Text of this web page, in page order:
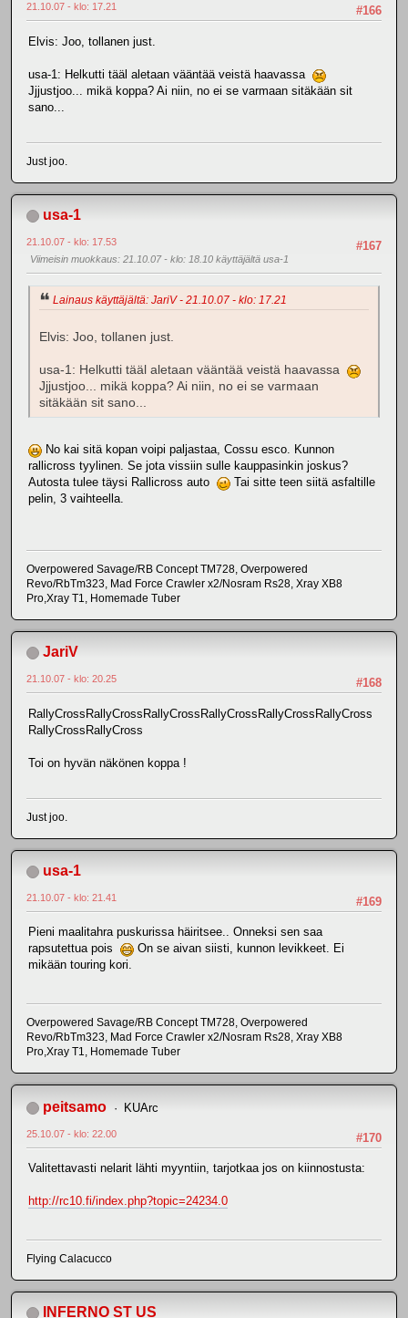
#166
21.10.07 - klo: 17.21
Elvis: Joo, tollanen just.
usa-1: Helkutti tääl aletaan vääntää veistä haavassa
Jjjustjoo... mikä koppa? Ai niin, no ei se varmaan sitäkään sit
sano...
Just joo.
usa-1
#167
21.10.07 - klo: 17.53
Viimeisin muokkaus: 21.10.07 - klo: 18.10 käyttäjältä usa-1
Lainaus käyttäjältä: JariV - 21.10.07 - klo: 17.21
Elvis: Joo, tollanen just.
usa-1: Helkutti tääl aletaan vääntää veistä haavassa
Jjjustjoo... mikä koppa? Ai niin, no ei se varmaan
sitäkään sit sano...
No kai sitä kopan voipi paljastaa, Cossu esco. Kunnon
rallicross tyylinen. Se jota vissiin sulle kauppasinkin joskus?
Autosta tulee täysi Rallicross auto
Tai sitte teen siitä asfaltille
pelin, 3 vaihteella.
Overpowered Savage/RB Concept TM728, Overpowered
Revo/RbTm323, Mad Force Crawler x2/Nosram Rs28, Xray XB8
Pro,Xray T1, Homemade Tuber
JariV
#168
21.10.07 - klo: 20.25
RallyCrossRallyCrossRallyCrossRallyCrossRallyCrossRallyCross
RallyCrossRallyCross
Toi on hyvän näkönen koppa !
Just joo.
usa-1
#169
21.10.07 - klo: 21.41
Pieni maalitahra puskurissa häiritsee.. Onneksi sen saa
rapsutettua pois
On se aivan siisti, kunnon levikkeet. Ei
mikään touring kori.
Overpowered Savage/RB Concept TM728, Overpowered
Revo/RbTm323, Mad Force Crawler x2/Nosram Rs28, Xray XB8
Pro,Xray T1, Homemade Tuber
peitsamo KUArc
#170
25.10.07 - klo: 22.00
Valitettavasti nelarit lähti myyntiin, tarjotkaa jos on kiinnostusta:
http://rc10.fi/index.php?topic=24234.0
Flying Calacucco
INFERNO ST US